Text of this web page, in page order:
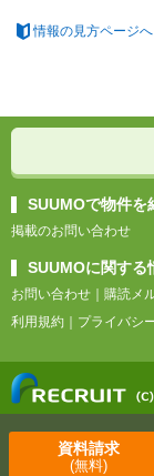
資料請求
(無料)
情報の見方ページへ
SUUMOで物件を
掲載のお問い合わせ
SUUMOに関する
お問い合わせ
購読メ
利用規約
プライバシ